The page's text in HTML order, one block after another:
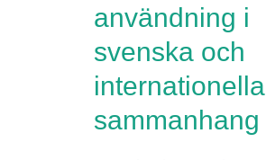
användning i
svenska och
internationella
sammanhang